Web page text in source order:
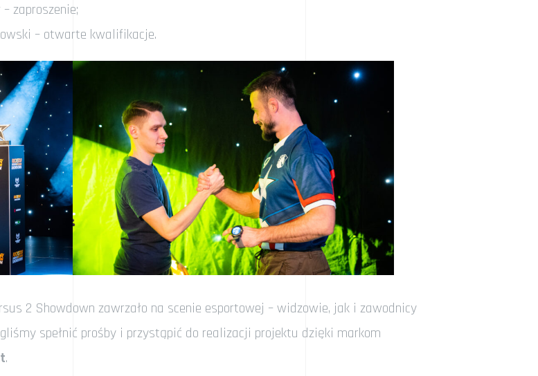
– zaproszenie;
– otwarte kwalifikacje.
2 Showdown zawrzało na scenie esportowej – widzowie, jak i zawodnicy
spełnić prośby i przystąpić do realizacji projektu dzięki markom
.